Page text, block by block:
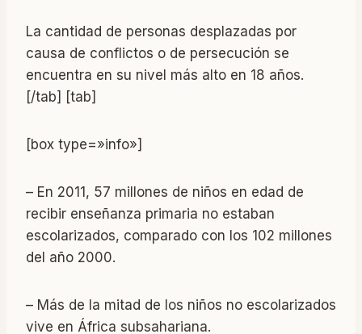
La cantidad de personas desplazadas por
causa de conflictos o de persecución se
encuentra en su nivel más alto en 18 años.
[/tab] [tab]
[box type=»info»]
– En 2011, 57 millones de niños en edad de
recibir enseñanza primaria no estaban
escolarizados, comparado con los 102 millones
del año 2000.
– Más de la mitad de los niños no escolarizados
vive en África subsahariana.